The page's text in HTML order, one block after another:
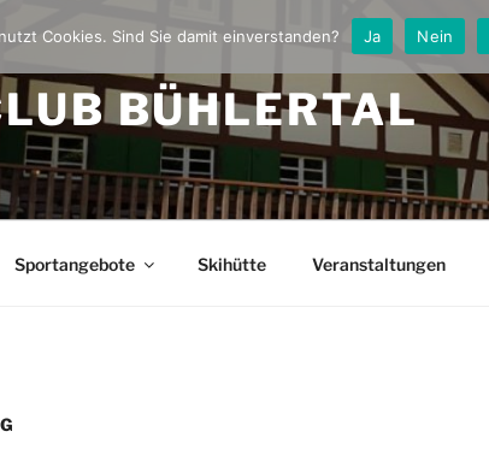
BÜHLERTAL
Sportangebote Skihütte Veranstaltungen
Cookies. Sind Sie damit einverstanden? Ja Nein